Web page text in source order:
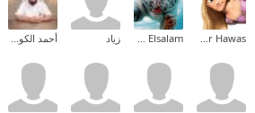
Hadeer Hawas
Ehab Mohammed Abd Elsalam زياد أحمد الكودي